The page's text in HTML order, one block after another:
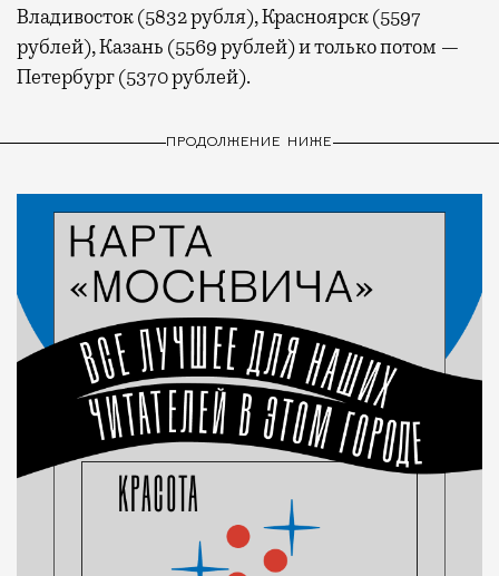
Владивосток (5832 рубля), Красноярск (5597
рублей), Казань (5569 рублей) и только потом —
Петербург (5370 рублей).
ПРОДОЛЖЕНИЕ НИЖЕ